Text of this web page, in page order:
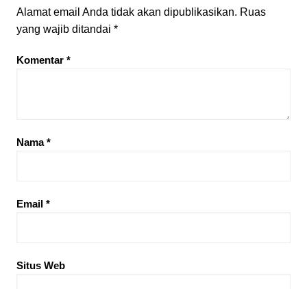
Alamat email Anda tidak akan dipublikasikan. Ruas
yang wajib ditandai *
Komentar *
Nama*
Email *
Situs Web